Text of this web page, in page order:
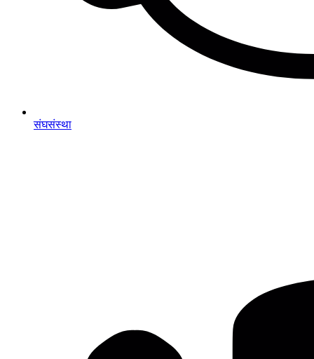
संघसंस्था